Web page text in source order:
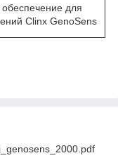
для
Clinx GenoSens